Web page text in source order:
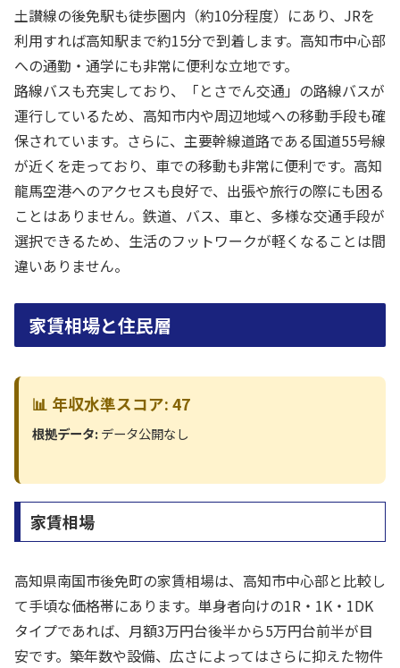
土讃線の後免駅も徒歩圏内（約10分程度）にあり、JRを
利用すれば高知駅まで約15分で到着します。高知市中心部
への通勤・通学にも非常に便利な立地です。
路線バスも充実しており、「とさでん交通」の路線バスが
運行しているため、高知市内や周辺地域への移動手段も確
保されています。さらに、主要幹線道路である国道55号線
が近くを走っており、車での移動も非常に便利です。高知
龍馬空港へのアクセスも良好で、出張や旅行の際にも困る
ことはありません。鉄道、バス、車と、多様な交通手段が
選択できるため、生活のフットワークが軽くなることは間
違いありません。
家賃相場と住民層
📊 年収水準スコア: 47
根拠データ:データ公開なし
家賃相場
高知県南国市後免町の家賃相場は、高知市中心部と比較し
て手頃な価格帯にあります。単身者向けの1R・1K・1DK
タイプであれば、月額3万円台後半から5万円台前半が目
安です。築年数や設備、広さによってはさらに抑えた物件